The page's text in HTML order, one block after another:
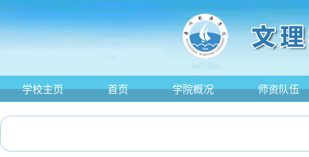
学校主页 首页 学院概况 师资队伍